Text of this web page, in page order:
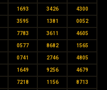
1693 3426 4300
3595 1381 0052
7783 3611 4605
0577 8682 1565
0741 2746 4805
1649 9256 4679
7218 1156 8713